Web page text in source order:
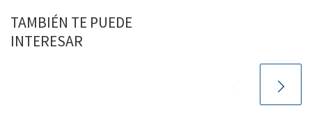
TAMBIÉN TE PUEDE
INTERESAR